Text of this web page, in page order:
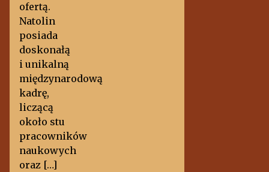
ofertą.
Natolin
posiada
doskonałą
i unikalną
międzynarodową
kadrę,
liczącą
około stu
pracowników
naukowych
oraz […]